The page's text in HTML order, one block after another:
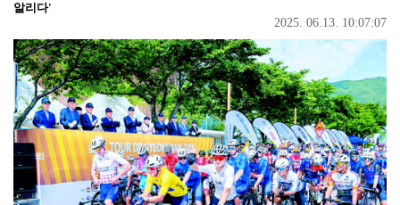
알리다'
2025. 06.13. 10:07:07